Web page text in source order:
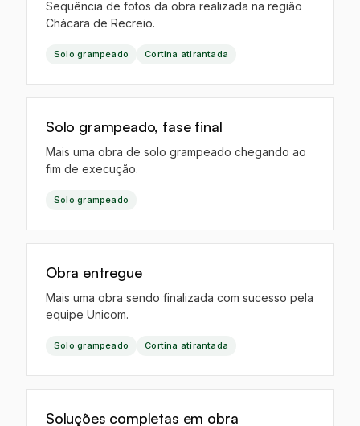
Sequência de fotos da obra realizada na região
Chácara de Recreio.
Solo grampeado Cortina atirantada
Solo grampeado, fase final
Mais uma obra de solo grampeado chegando ao
fim de execução.
Solo grampeado
Obra entregue
Mais uma obra sendo finalizada com sucesso pela
equipe Unicom.
Solo grampeado Cortina atirantada
Soluções completas em obra